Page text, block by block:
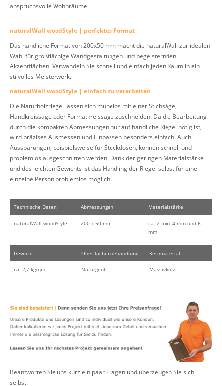
anspruchsvolle Wohnräume.
naturalWall woodStyle | perfektes Format
Das handliche Format von 200x50 mm macht die naturalWall zur idealen
Wahl für großflächige Wandgestaltungen und begeisternden
Akzentflächen. Verwandeln Sie schnell und einfach jeden Raum in ein
stilvolles Meisterwerk.
naturalWall woodStyle | einfach zu verarbeiten
Die Naturholzriegel lassen sich mühelos mit einer Stichsäge,
Handkreissäge oder Formatkreissäge zuschneiden. Da die Bearbeitung
durch die kompakten Abmessungen nur auf handliche Riegel nötig ist,
wird präzises Ausmessen und Einpassen besonders einfach. Auch
Aussparungen, beispielsweise für Steckdosen, können schnell und
problemlos ausgeschnitten werden. Dank der geringen Materialstärke
und des leichten Gewichts ist das Handling der Riegel selbst für eine
einzelne Person problemlos möglich.
Technische Daten: Abmessungen Materialstärke
naturalWall woodStyle 200 x 50 mm
ca. 2 mm, 4 mm und 6
mm
Gewicht Oberflächenbehandlung Kernmaterial
ca. 2,7 kg/qm Naturgeölt Massivholz
Beantworten Sie uns kurz ein paar Fragen und überzeugen Sie sich
selbst.